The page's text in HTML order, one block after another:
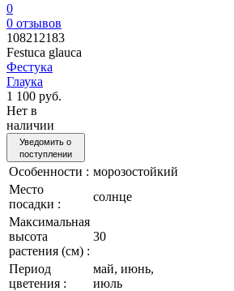
0
0 отзывов
108212183
Festuca glauca
Фестука
Глаука
1 100 руб.
Нет в
наличии
Уведомить о
поступлении
Особенности : морозостойкий
Место
посадки :
солнце
Максимальная
высота
растения (см) :
30
Период
цветения :
май, июнь,
июль